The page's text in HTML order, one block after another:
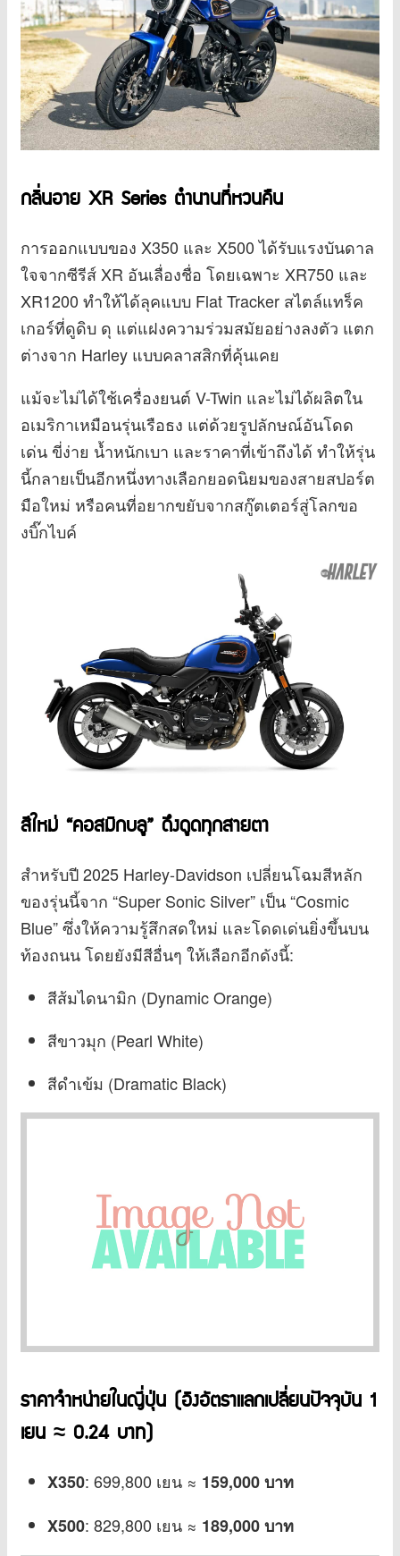
กลิ่นอาย XR Series ตำนานที่หวนคืน
การออกแบบของ X350 และ X500 ได้รับแรงบันดาล
ใจจากซีรีส์ XR อันเลื่องชื่อ โดยเฉพาะ XR750 และ
XR1200 ทำให้ได้ลุคแบบ Flat Tracker สไตล์แทร็ค
เกอร์ที่ดูดิบ ดุ แต่แฝงความร่วมสมัยอย่างลงตัว แตก
ต่างจาก Harley แบบคลาสสิกที่คุ้นเคย
แม้จะไม่ได้ใช้เครื่องยนต์ V-Twin และไม่ได้ผลิตใน
อเมริกาเหมือนรุ่นเรือธง แต่ด้วยรูปลักษณ์อันโดด
เด่น ขี่ง่าย น้ำหนักเบา และราคาที่เข้าถึงได้ ทำให้รุ่น
นี้กลายเป็นอีกหนึ่งทางเลือกยอดนิยมของสายสปอร์ต
มือใหม่ หรือคนที่อยากขยับจากสกู๊ตเตอร์สู่โลกขอ
งบิ๊กไบค์
สีใหม่ “คอสมิกบลู” ดึงดูดทุกสายตา
สำหรับปี 2025 Harley-Davidson เปลี่ยนโฉมสีหลัก
ของรุ่นนี้จาก “Super Sonic Silver” เป็น “Cosmic
Blue” ซึ่งให้ความรู้สึกสดใหม่ และโดดเด่นยิ่งขึ้นบน
ท้องถนน โดยยังมีสีอื่นๆ ให้เลือกอีกดังนี้:
สีส้มไดนามิก (Dynamic Orange)
สีขาวมุก (Pearl White)
สีดำเข้ม (Dramatic Black)
ราคาจำหน่ายในญี่ปุ่น (อิงอัตราแลกเปลี่ยนปัจจุบัน 1
เยน ≈ 0.24 บาท)
X350: 699,800 เยน ≈ 159,000 บาท
X500: 829,800 เยน ≈ 189,000 บาท